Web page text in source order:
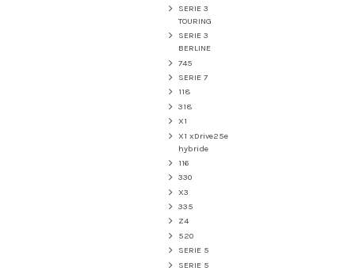
SERIE 3
TOURING
SERIE 3
BERLINE
745
SERIE 7
118
318
X1
X1 xDrive25e
hybride
116
330
X3
335
Z4
520
SERIE 5
SERIE 5